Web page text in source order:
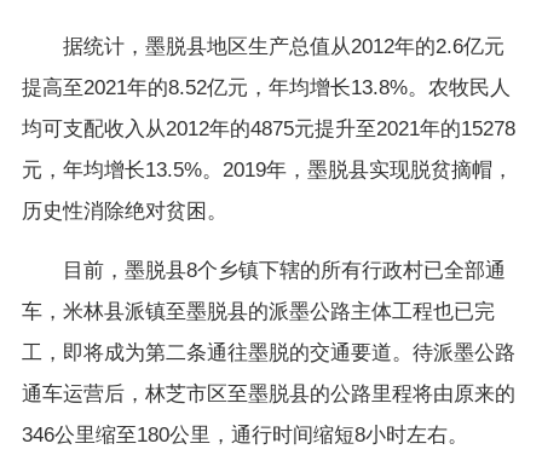
据统计，墨脱县地区生产总值从2012年的2.6亿元
提高至2021年的8.52亿元，年均增长13.8%。农牧民人
均可支配收入从2012年的4875元提升至2021年的15278
元，年均增长13.5%。2019年，墨脱县实现脱贫摘帽，
历史性消除绝对贫困。
目前，墨脱县8个乡镇下辖的所有行政村已全部通
车，米林县派镇至墨脱县的派墨公路主体工程也已完
工，即将成为第二条通往墨脱的交通要道。待派墨公路
通车运营后，林芝市区至墨脱县的公路里程将由原来的
346公里缩至180公里，通行时间缩短8小时左右。